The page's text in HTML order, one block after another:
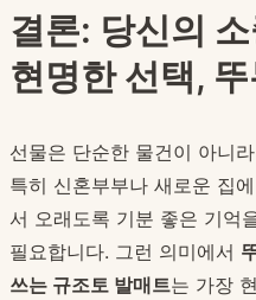
결론: 당신의
현명한 선택,
선물은 단순한 물건이 아니
특히 신혼부부나 새로운 집
서 오래도록 기분 좋은 기억
필요합니다. 그런 의미에서
쓰는 규조토 발매트는 가장